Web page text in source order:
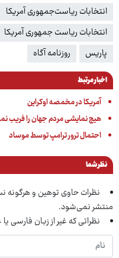
انتخابات ریاست‌جمهوری آمریکا
انتخابات ریاست جمهوری آمریکا
پاریس
روزنامه آگاه
اخبار مرتبط
آمریکا در مخمصه اوکراین
هیچ نمایشی مردم جهان را فریب
احتمال ترور ترامپ توسط موساد
نظر شما
نظرات حاوی توهین و
منتشر نمی‌شود.
نظراتی که غیر از زبان فارسی